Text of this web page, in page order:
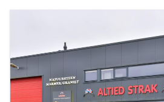
Minimale perceeloppervlakte (m²)